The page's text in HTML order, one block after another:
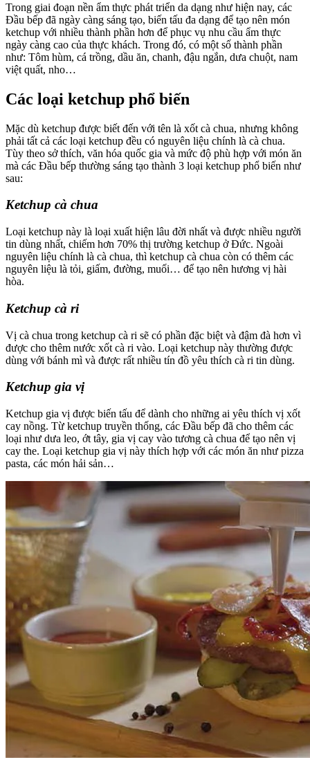
Trong giai đoạn nền ẩm thực phát triển da dạng như hiện nay, các
Đầu bếp đã ngày càng sáng tạo, biến tấu đa dạng để tạo nên món
ketchup với nhiều thành phần hơn để phục vụ nhu cầu ẩm thực
ngày càng cao của thực khách. Trong đó, có một số thành phần
như: Tôm hùm, cá trồng, dầu ăn, chanh, đậu ngắn, dưa chuột, nam
việt quất, nho…
Các loại ketchup phổ biến
Mặc dù ketchup được biết đến với tên là xốt cà chua, nhưng không
phải tất cả các loại ketchup đều có nguyên liệu chính là cà chua.
Tùy theo sở thích, văn hóa quốc gia và mức độ phù hợp với món ăn
mà các Đầu bếp thường sáng tạo thành 3 loại ketchup phổ biến như
sau:
Ketchup cà chua
Loại ketchup này là loại xuất hiện lâu đời nhất và được nhiều người
tin dùng nhất, chiếm hơn 70% thị trường ketchup ở Đức. Ngoài
nguyên liệu chính là cà chua, thì ketchup cà chua còn có thêm các
nguyên liệu là tỏi, giấm, đường, muối… để tạo nên hương vị hài
hòa.
Ketchup cà ri
Vị cà chua trong ketchup cà ri sẽ có phần đặc biệt và đậm đà hơn vì
được cho thêm nước xốt cà ri vào. Loại ketchup này thường được
dùng với bánh mì và được rất nhiều tín đồ yêu thích cà ri tin dùng.
Ketchup gia vị
Ketchup gia vị được biến tấu để dành cho những ai yêu thích vị xốt
cay nồng. Từ ketchup truyền thống, các Đầu bếp đã cho thêm các
loại như dưa leo, ớt tây, gia vị cay vào tương cà chua để tạo nên vị
cay the. Loại ketchup gia vị này thích hợp với các món ăn như pizza
pasta, các món hải sản…